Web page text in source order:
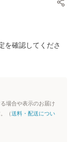
を確認してくださ
場合や表示のお届け
（送料・配送につい